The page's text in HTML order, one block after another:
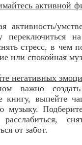
активной
активность/
переключиться
стресс, в чем
или спокойная
негативных
важно
книгу, выпейте
музыку.
расслабиться,
от забот.